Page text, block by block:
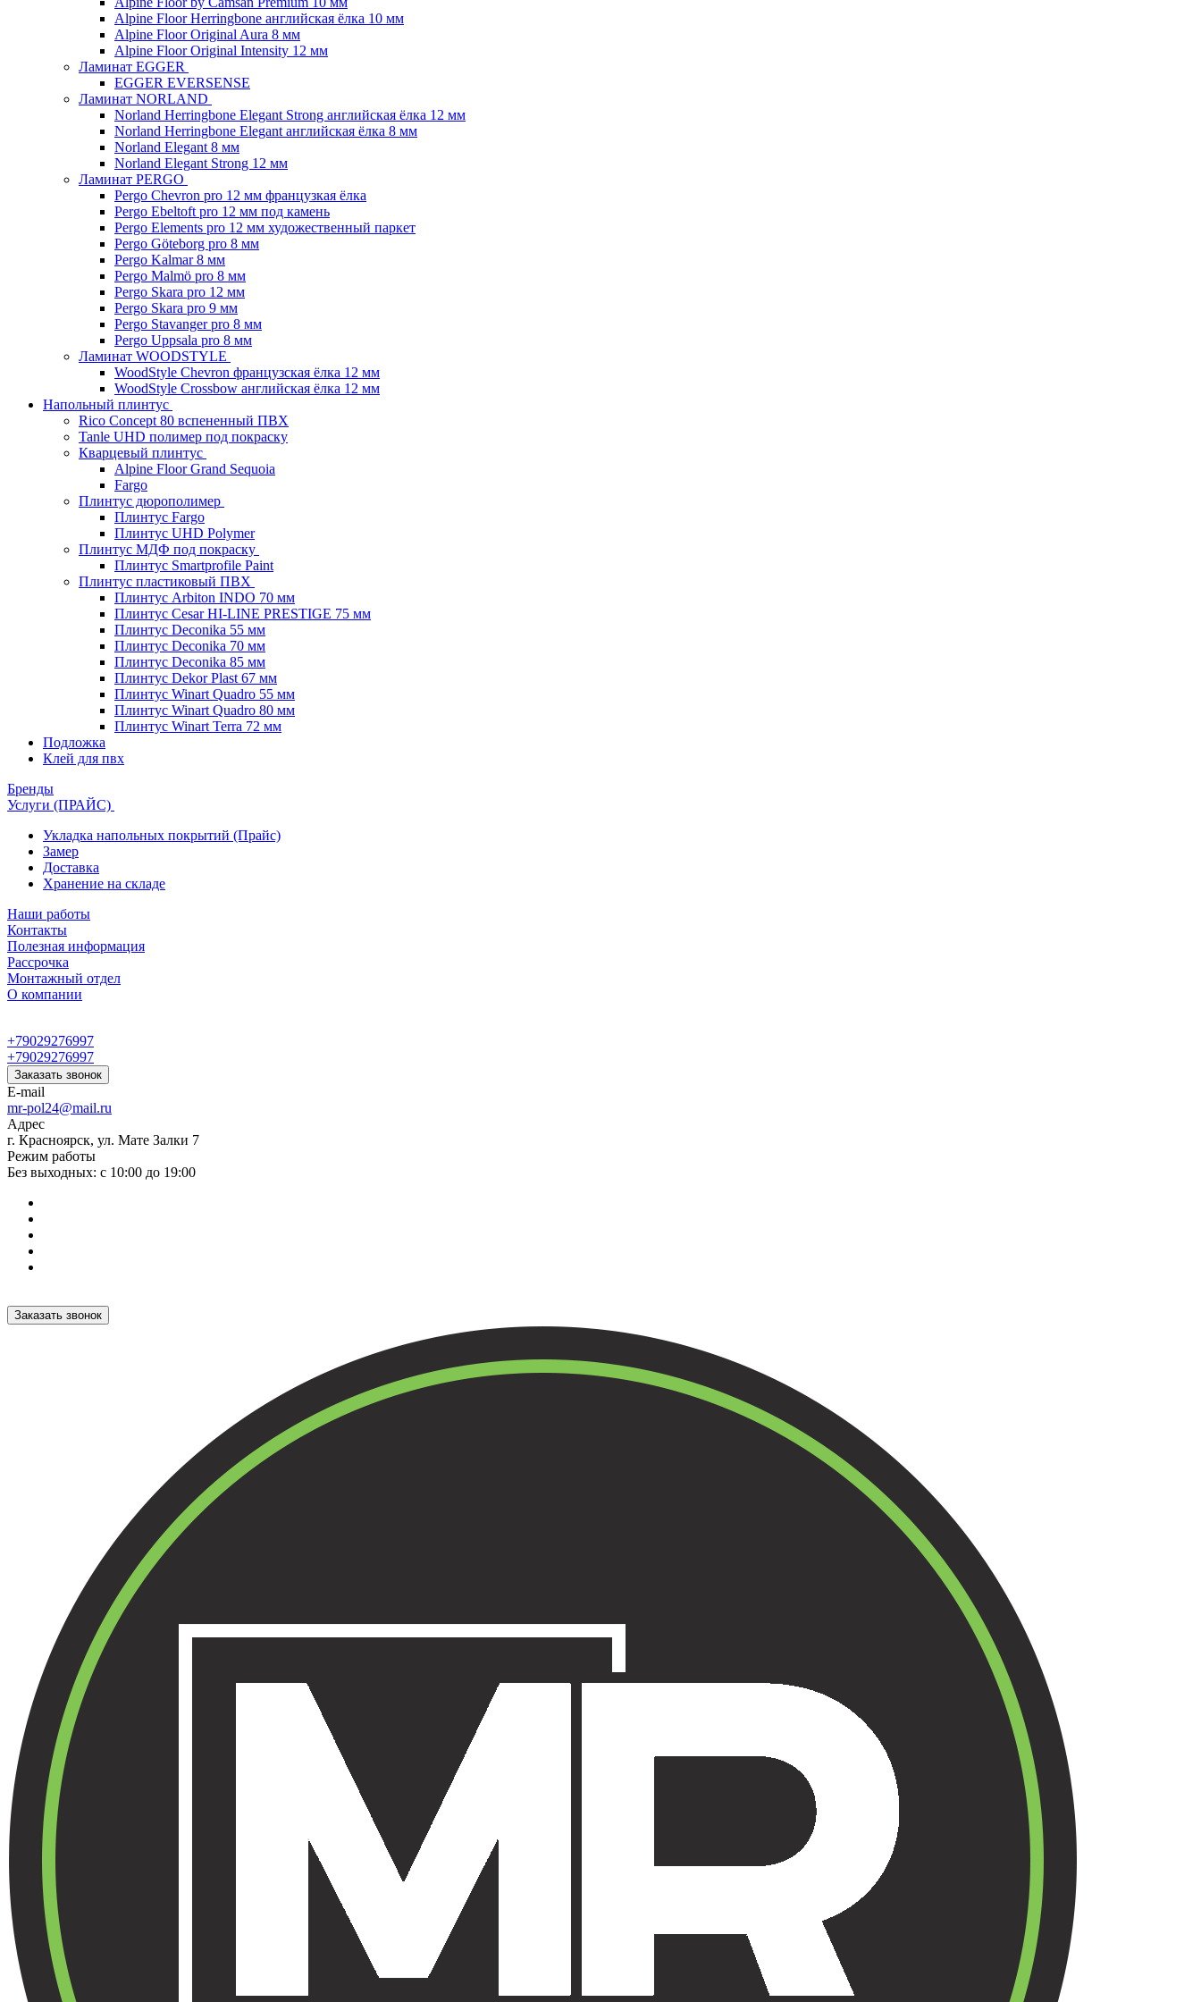
Alpine Floor Herringbone английская ёлка 10 мм
Alpine Floor Original Aura 8 мм
Alpine Floor Original Intensity 12 мм
Ламинат EGGER
EGGER EVERSENSE
Ламинат NORLAND
Norland Herringbone Elegant Strong английская ёлка 12 мм
Norland Herringbone Elegant английская ёлка 8 мм
Norland Elegant 8 мм
Norland Elegant Strong 12 мм
Ламинат PERGO
Pergo Chevron pro 12 мм французкая ёлка
Pergo Ebeltoft pro 12 мм под камень
Pergo Elements pro 12 мм художественный паркет
Pergo Göteborg pro 8 мм
Pergo Kalmar 8 мм
Pergo Malmö pro 8 мм
Pergo Skara pro 12 мм
Pergo Skara pro 9 мм
Pergo Stavanger pro 8 мм
Pergo Uppsala pro 8 мм
Ламинат WOODSTYLE
WoodStyle Chevron французская ёлка 12 мм
WoodStyle Crossbow английская ёлка 12 мм
Напольный плинтус
Rico Concept 80 вспененный ПВХ
Tanle UHD полимер под покраску
Кварцевый плинтус
Alpine Floor Grand Sequoia
Fargo
Плинтус дюрополимер
Плинтус Fargo
Плинтус UHD Polymer
Плинтус МДФ под покраску
Плинтус Smartprofile Paint
Плинтус пластиковый ПВХ
Плинтус Arbiton INDO 70 мм
Плинтус Cesar HI-LINE PRESTIGE 75 мм
Плинтус Deconika 55 мм
Плинтус Deconika 70 мм
Плинтус Deconika 85 мм
Плинтус Dekor Plast 67 мм
Плинтус Winart Quadro 55 мм
Плинтус Winart Quadro 80 мм
Плинтус Winart Terra 72 мм
Подложка
Клей для пвх
Бренды
Услуги (ПРАЙС)
Укладка напольных покрытий (Прайс)
Замер
Доставка
Хранение на складе
Наши работы
Контакты
Полезная информация
Рассрочка
Монтажный отдел
О компании
+79029276997
+79029276997
Заказать звонок
E-mail
mr-pol24@mail.ru
Адрес
г. Красноярск, ул. Мате Залки 7
Режим работы
Без выходных: с 10:00 до 19:00
Заказать звонок